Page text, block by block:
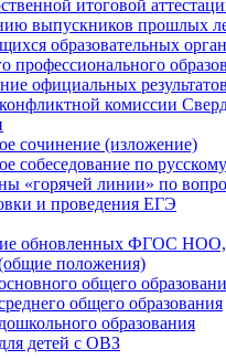
итоговой
выпускников прошлых
образовательных
профессионального
официальных
комиссии
сочинение (изложение)
собеседование по
«горячей линии» по
и проведения ЕГЭ
обновленных ФГОС
положения)
общего
общего образования
образования
детей с ОВЗ